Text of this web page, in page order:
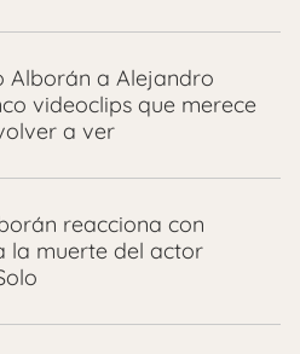
Alborán a Alejandro
videoclips que merece
a ver
reacciona con
la muerte del actor